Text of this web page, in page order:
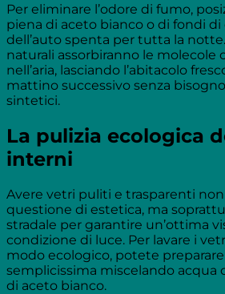
Per eliminare l’odore di fumo,
piena di aceto bianco o di fondi
dell’auto spenta per tutta la
naturali assorbiranno le molecole
nell’aria, lasciando l’abitacolo
mattino successivo senza
sintetici.
La pulizia ecologica
interni
Avere vetri puliti e trasparenti non
questione di estetica, ma
stradale per garantire un’ottima
condizione di luce. Per lavare i
modo ecologico, potete
semplicissima miscelando acqua
di aceto bianco.